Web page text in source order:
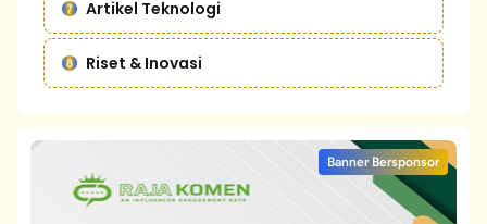
Artikel Teknologi
Riset & Inovasi
Banner Bersponsor